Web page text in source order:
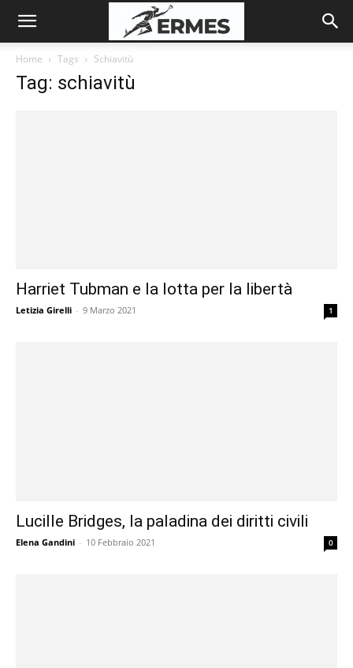
Home Tags Schiavitù
Tag: schiavitù
Harriet Tubman e la lotta per la libertà
Letizia Girelli - 9 Marzo 2021 1
Lucille Bridges, la paladina dei diritti civili
Elena Gandini - 10 Febbraio 2021 0